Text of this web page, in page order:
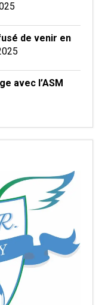
de venir en
avec l’ASM